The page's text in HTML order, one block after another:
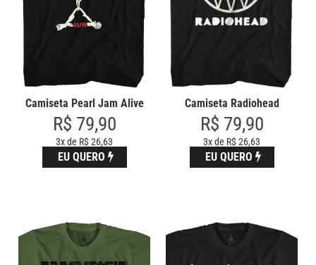
Camiseta Pearl Jam Alive
R$ 79,90
3x de R$ 26,63
EU QUERO
Camiseta Radiohead
R$ 79,90
3x de R$ 26,63
EU QUERO